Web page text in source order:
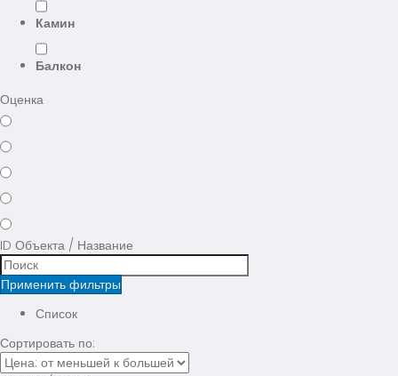
Камин
Балкон
Оценка
ID Объекта / Название
Применить фильтры
Список
Сортировать по: